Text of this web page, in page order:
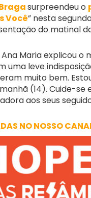
surpreendeu o
Você” nesta
do matinal
Maria explicou o
uma leve
muito bem.
(14). Cuide-se
aos seus
NO NOSSO